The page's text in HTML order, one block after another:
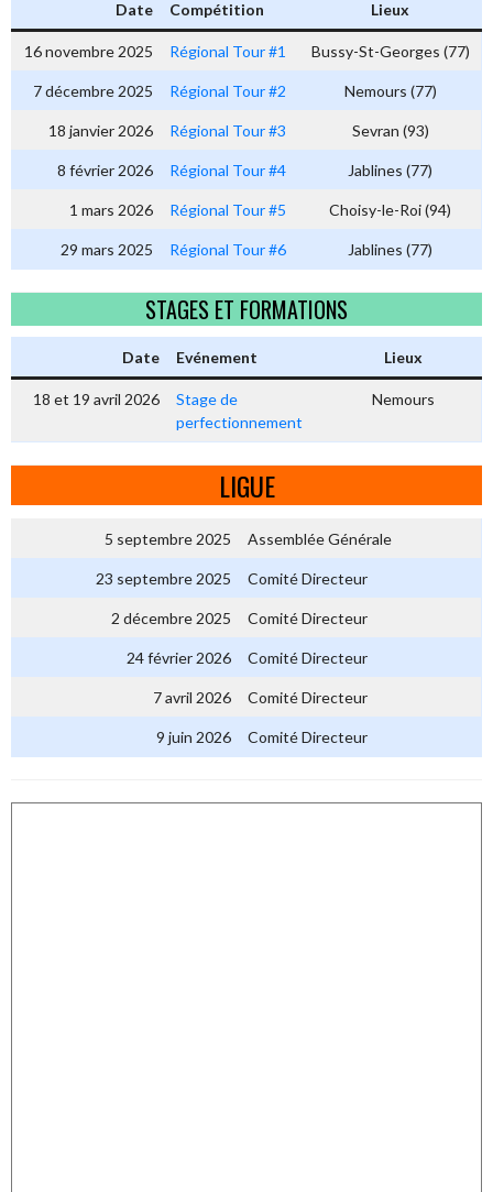
Date Compétition Lieux
16 novembre 2025 Régional Tour #1 Bussy-St-Georges (77)
7 décembre 2025 Régional Tour #2 Nemours (77)
18 janvier 2026 Régional Tour #3 Sevran (93)
8 février 2026 Régional Tour #4 Jablines (77)
1 mars 2026 Régional Tour #5 Choisy-le-Roi (94)
29 mars 2025 Régional Tour #6 Jablines (77)
STAGES ET FORMATIONS
Date Evénement Lieux
18 et 19 avril 2026
Stage de
perfectionnement
Nemours
LIGUE
5 septembre 2025 Assemblée Générale
23 septembre 2025 Comité Directeur
2 décembre 2025 Comité Directeur
24 février 2026 Comité Directeur
7 avril 2026 Comité Directeur
9 juin 2026 Comité Directeur